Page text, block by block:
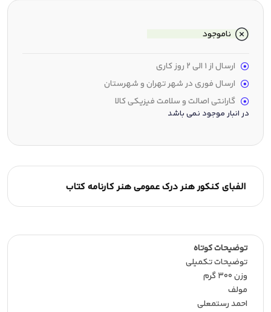
الفبای کنکور هنر درک عمومی هنر کارنامه کتاب
توضیحات کوتاه
توضیحات تکمیلی
وزن 300 گرم
مولف
احمد رستمعلی
ناموجود
ارسال از 1 الی 2 روز کاری
ارسال فوری در شهر تهران و شهرستان
گارانتی اصالت و سلامت فیزیکی کالا
در انبار موجود نمی باشد